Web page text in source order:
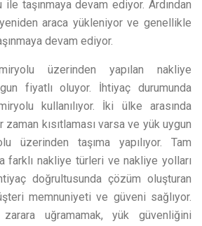
taşınmaya devam ediyor. Ardından
araca yükleniyor ve genellikle
devam ediyor.
üzerinden yapılan nakliye
fiyatlı oluyor. İhtiyaç durumunda
kullanılıyor. İki ülke arasında
zaman kısıtlaması varsa ve yük uygun
üzerinden taşıma yapılıyor. Tam
farklı nakliye türleri ve nakliye yolları
doğrultusunda çözüm oluşturan
memnuniyeti ve güveni sağlıyor.
uğramamak, yük güvenliğini